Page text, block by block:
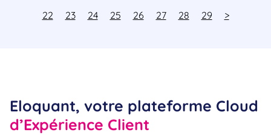
22 23 24 25 26 27 28 29 >
Eloquant, votre plateforme Cloud
d’Expérience Client